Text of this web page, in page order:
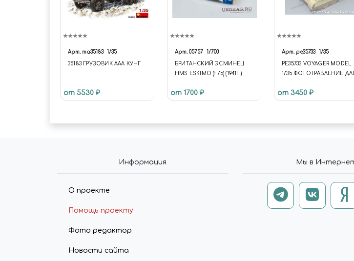
Арт. ma35183 1/35
35183 ГРУЗОВИК ААА КУНГ
от 5530 ₽
Арт. 05757 1/700
БРИТАНСКИЙ ЭСМИНЕЦ
HMS ESKIMO (F75) (1941Г.)
от 1700 ₽
Арт. pe35733 1/35
PE35733 VOYAGER MODEL
1/35 ФОТОТРАВЛЕНИЕ
от 3450 ₽
Информация
О проекте
Помощь проекту
Фото редактор
Новости сайта
Мы в